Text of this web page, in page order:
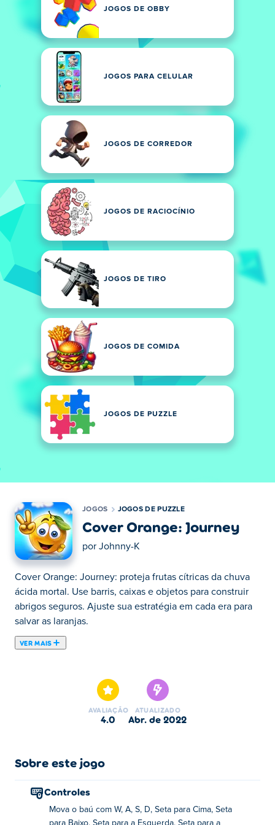
JOGOS DE OBBY
JOGOS PARA CELULAR
JOGOS DE CORREDOR
JOGOS DE RACIOCÍNIO
JOGOS DE TIRO
JOGOS DE COMIDA
JOGOS DE PUZZLE
JOGOS JOGOS DE PUZZLE
Cover Orange: Journey
por Johnny-K
Cover Orange: Journey: proteja frutas cítricas da chuva
ácida mortal. Use barris, caixas e objetos para construir
abrigos seguros. Ajuste sua estratégia em cada era para
salvar as laranjas.
VER MAIS
nossos amigos laranja e protegê-los da chuva ácida
iminente. Arraste vários objetos à sua disposição e solte-
os de uma forma que forme um abrigo sobre as laranjas.
centenas de níveis, muitas opções de personalização,
momentos, e até mesmo viajar no tempo em Cover
Orange: Journey! Jogue este jogo com a família e
amigos para resolver esses enigmas divertidos juntos!
AVALIAÇÃO
4.0
ATUALIZADO
abr. de 2022
Sobre este jogo
Controles
Mova o baú com W, A, S, D, Seta para Cima, Seta
para Baixo, Seta para a Esquerda, Seta para a